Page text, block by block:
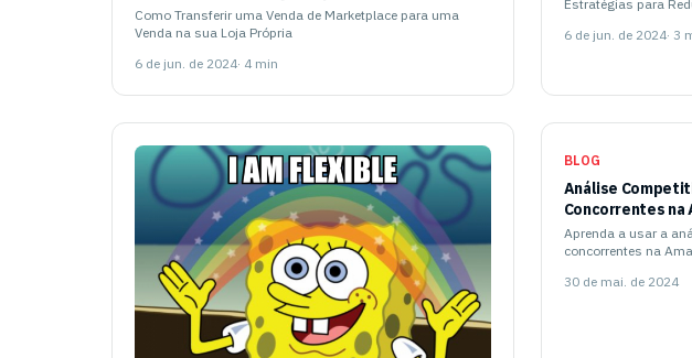
Como Transferir uma Venda de Marketplace para uma
Venda na sua Loja Própria
6 de jun. de 2024· 4 min
Estratégias para
6 de jun. de 2024· 3
BLOG
Análise
Concorrentes na
Aprenda a usar a
concorrentes na
30 de mai. de 2024